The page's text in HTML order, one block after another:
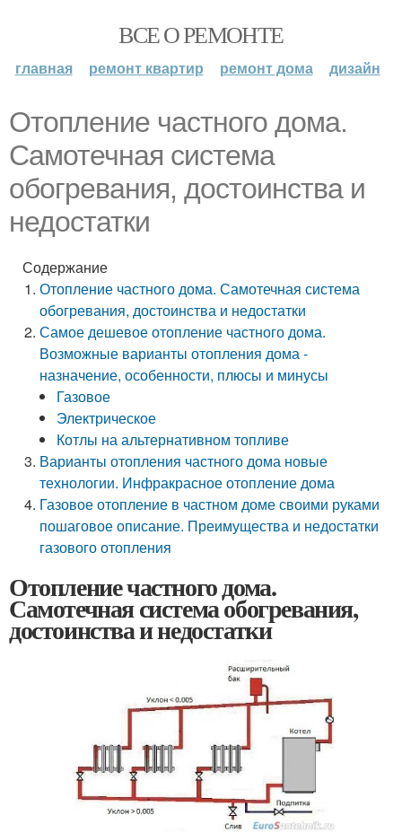
ВСЕ О РЕМОНТЕ
главная ремонт квартир ремонт дома дизайн
Отопление частного дома.
Самотечная система
обогревания, достоинства и
недостатки
Содержание
Отопление частного дома. Самотечная система
обогревания, достоинства и недостатки
Самое дешевое отопление частного дома.
Возможные варианты отопления дома -
назначение, особенности, плюсы и минусы
Газовое
Электрическое
Котлы на альтернативном топливе
Варианты отопления частного дома новые
технологии. Инфракрасное отопление дома
Газовое отопление в частном доме своими руками
пошаговое описание. Преимущества и недостатки
газового отопления
Отопление частного дома.
Самотечная система обогревания,
достоинства и недостатки